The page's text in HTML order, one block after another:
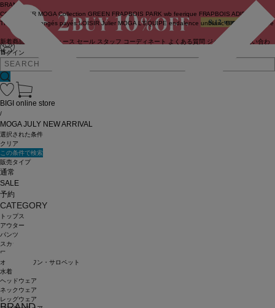
ログイン
BRAND
COUTURIER MOGA Collection GREEN FRAPBOIS PARK wb feerique FRAPBOIS ADIEU
TRISTESSE
congés payés LOISIR Julier MOGA L'EQUIPE endalence unbilanc BIGI online store
新着商品 ニュース セール スタッフ コーディネート よくある質問 ジャーナル
お問い合わ
せ
BIGI online store
/
MOGA JULY NEW ARRIVAL
選択された条件
クリア
この条件で検索
販売タイプ
通常
SALE
予約
CATEGORY
トップス
アウター
パンツ
スカート
ワンピース
オールインワン・サロペット
水着
ヘッドウェア
ネックウェア
レッグウェア